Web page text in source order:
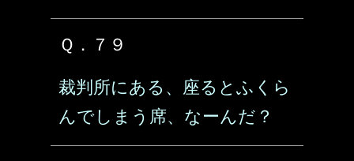
Ｑ．７９
裁判所にある、座るとふくら
んでしまう席、なーんだ？